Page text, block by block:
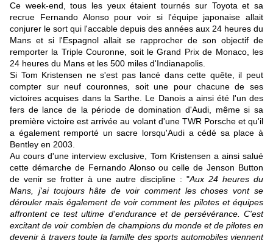
Ce week-end, tous les yeux étaient tournés sur Toyota et sa
recrue Fernando Alonso pour voir si l'équipe japonaise allait
conjurer le sort qui l'accable depuis des années aux 24 heures du
Mans et si l'Espagnol allait se rapprocher de son objectif de
remporter la Triple Couronne, soit le Grand Prix de Monaco, les
24 heures du Mans et les 500 miles d'Indianapolis.
Si Tom Kristensen ne s'est pas lancé dans cette quête, il peut
compter sur neuf couronnes, soit une pour chacune de ses
victoires acquises dans la Sarthe. Le Danois a ainsi été l'un des
fers de lance de la période de domination d'Audi, même si sa
première victoire est arrivée au volant d'une TWR Porsche et qu'il
a également remporté un sacre lorsqu'Audi a cédé sa place à
Bentley en 2003.
Au cours d'une interview exclusive, Tom Kristensen a ainsi salué
cette démarche de Fernando Alonso ou celle de Jenson Button
de venir se frotter à une autre discipline : "Aux 24 heures du
Mans, j'ai toujours hâte de voir comment les choses vont se
dérouler mais également de voir comment les pilotes et équipes
affrontent ce test ultime d'endurance et de persévérance. C'est
excitant de voir combien de champions du monde et de pilotes en
devenir à travers toute la famille des sports automobiles viennent